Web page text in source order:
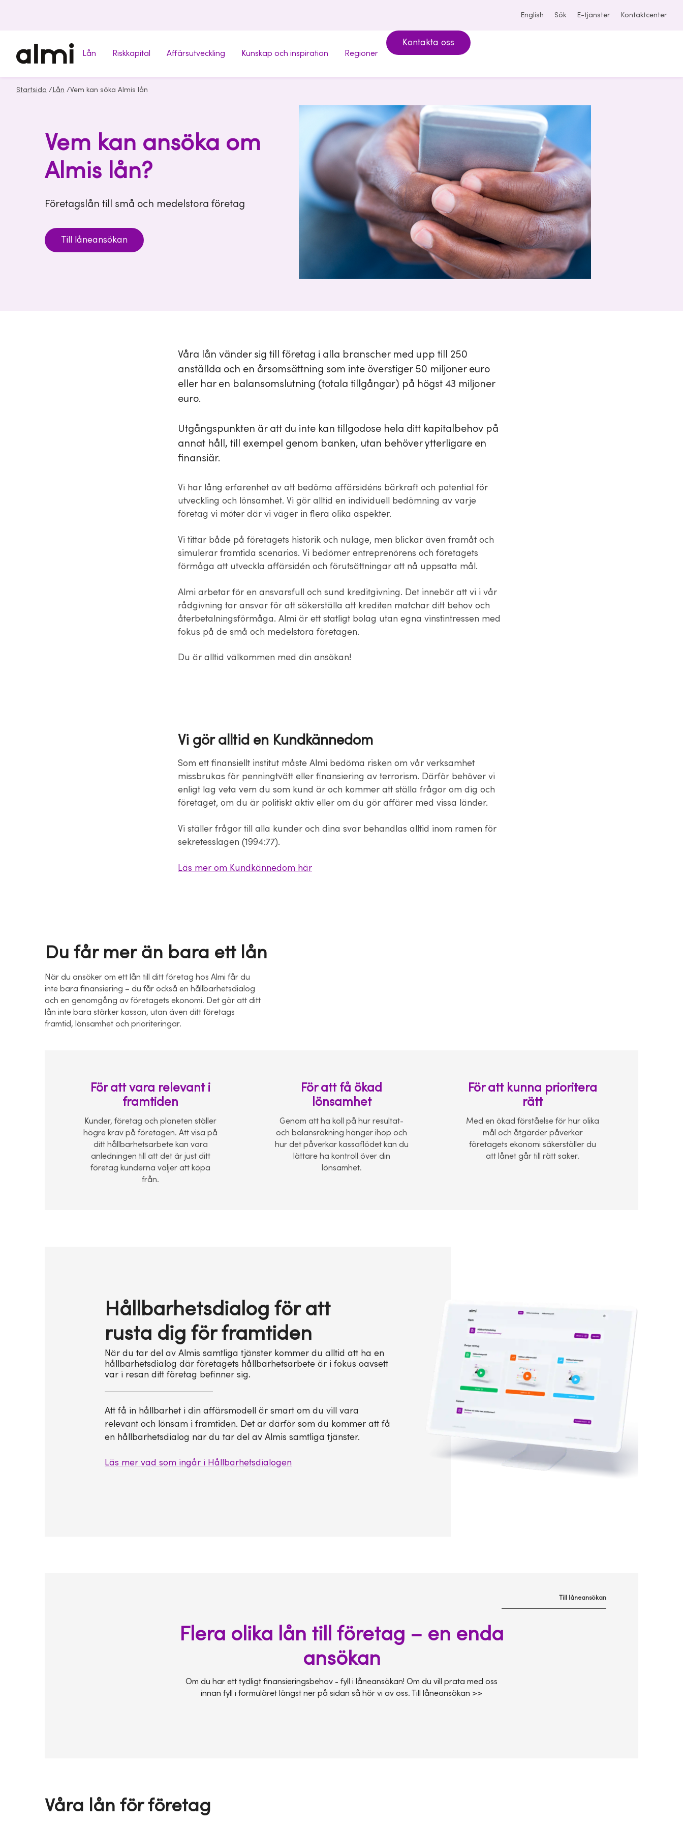
English Sök E-tjänster Kontaktcenter
Lån Riskkapital Affärsutveckling Kunskap och inspiration Regioner
Kontakta oss
Startsida / Lån /Vem kan söka Almis lån
Vem kan ansöka om
Almis lån?
Företagslån till små och medelstora företag
Till låneansökan
Våra lån vänder sig till företag i alla branscher med upp till 250
anställda och en årsomsättning som inte överstiger 50 miljoner euro
eller har en balansomslutning (totala tillgångar) på högst 43 miljoner
euro.
Utgångspunkten är att du inte kan tillgodose hela ditt kapitalbehov på
annat håll, till exempel genom banken, utan behöver ytterligare en
finansiär.
Vi har lång erfarenhet av att bedöma affärsidéns bärkraft och potential för
utveckling och lönsamhet. Vi gör alltid en individuell bedömning av varje
företag vi möter där vi väger in flera olika aspekter.
Vi tittar både på företagets historik och nuläge, men blickar även framåt och
simulerar framtida scenarios. Vi bedömer entreprenörens och företagets
förmåga att utveckla affärsidén och förutsättningar att nå uppsatta mål.
Almi arbetar för en ansvarsfull och sund kreditgivning. Det innebär att vi i vår
rådgivning tar ansvar för att säkerställa att krediten matchar ditt behov och
återbetalningsförmåga. Almi är ett statligt bolag utan egna vinstintressen med
fokus på de små och medelstora företagen.
Du är alltid välkommen med din ansökan!
Vi gör alltid en Kundkännedom
Som ett finansiellt institut måste Almi bedöma risken om vår verksamhet
missbrukas för penningtvätt eller finansiering av terrorism. Därför behöver vi
enligt lag veta vem du som kund är och kommer att ställa frågor om dig och
företaget, om du är politiskt aktiv eller om du gör affärer med vissa länder.
Vi ställer frågor till alla kunder och dina svar behandlas alltid inom ramen för
sekretesslagen (1994:77).
Läs mer om Kundkännedom här
Du får mer än bara ett lån
När du ansöker om ett lån till ditt företag hos Almi får du
inte bara finansiering – du får också en hållbarhetsdialog
och en genomgång av företagets ekonomi. Det gör att ditt
lån inte bara stärker kassan, utan även ditt företags
framtid, lönsamhet och prioriteringar.
För att vara relevant i
framtiden
Kunder, företag och planeten ställer
högre krav på företagen. Att visa på
ditt hållbarhetsarbete kan vara
anledningen till att det är just ditt
företag kunderna väljer att köpa
från.
För att få ökad
lönsamhet
Genom att ha koll på hur resultat-
och balansräkning hänger ihop och
hur det påverkar kassaflödet kan du
lättare ha kontroll över din
lönsamhet.
För att kunna prioritera
rätt
Med en ökad förståelse för hur olika
mål och åtgärder påverkar
företagets ekonomi säkerställer du
att lånet går till rätt saker.
Hållbarhetsdialog för att
rusta dig för framtiden
När du tar del av Almis samtliga tjänster kommer du alltid att ha en
hållbarhetsdialog där företagets hållbarhetsarbete är i fokus oavsett
var i resan ditt företag befinner sig.
Att få in hållbarhet i din affärsmodell är smart om du vill vara
relevant och lönsam i framtiden. Det är därför som du kommer att få
en hållbarhetsdialog när du tar del av Almis samtliga tjänster.
Läs mer vad som ingår i Hållbarhetsdialogen
Till låneansökan
Flera olika lån till företag – en enda
ansökan
Om du har ett tydligt finansieringsbehov - fyll i låneansökan! Om du vill prata med oss
innan fyll i formuläret längst ner på sidan så hör vi av oss. Till låneansökan >>
Våra lån för företag